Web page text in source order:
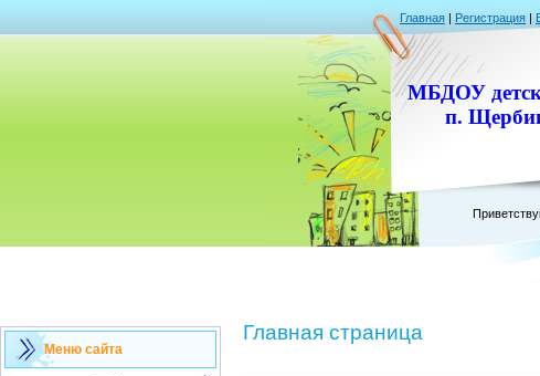
Главная | Регистрация |
МБДОУ
п.
Меню сайта
Главная страница